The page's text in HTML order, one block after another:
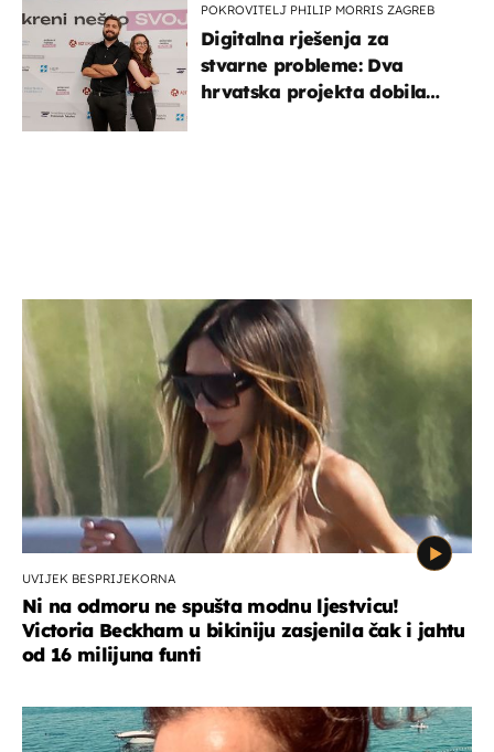
POKROVITELJ PHILIP MORRIS ZAGREB
Digitalna rješenja za
stvarne probleme: Dva
hrvatska projekta dobila
UVIJEK BESPRIJEKORNA
Ni na odmoru ne spušta modnu ljestvicu!
Victoria Beckham u bikiniju zasjenila čak i jahtu
od 16 milijuna funti